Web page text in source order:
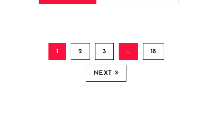
1 2 3 … 18
NEXT